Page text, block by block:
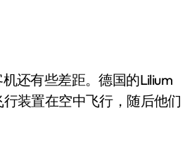
还有些差距。德国的Lilium
装置在空中飞行，随后他们